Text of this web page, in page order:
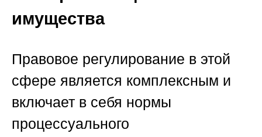
имущества
Правовое регулирование в этой
сфере является комплексным и
включает в себя нормы
процессуального